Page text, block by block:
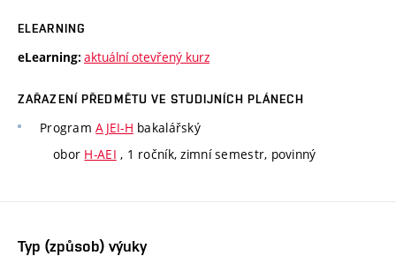
ELEARNING
eLearning: aktuální otevřený kurz
ZAŘAZENÍ PŘEDMĚTU VE STUDIJNÍCH PLÁNECH
ProgramAJEI-H bakalářský
obor H-AEI , 1 ročník, zimní semestr, povinný
Typ (způsob) výuky